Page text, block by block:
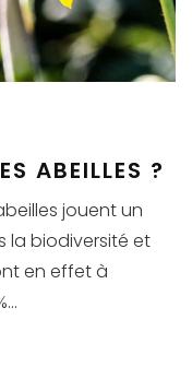
ABEILLES ?
jouent un
la biodiversité et
en effet à